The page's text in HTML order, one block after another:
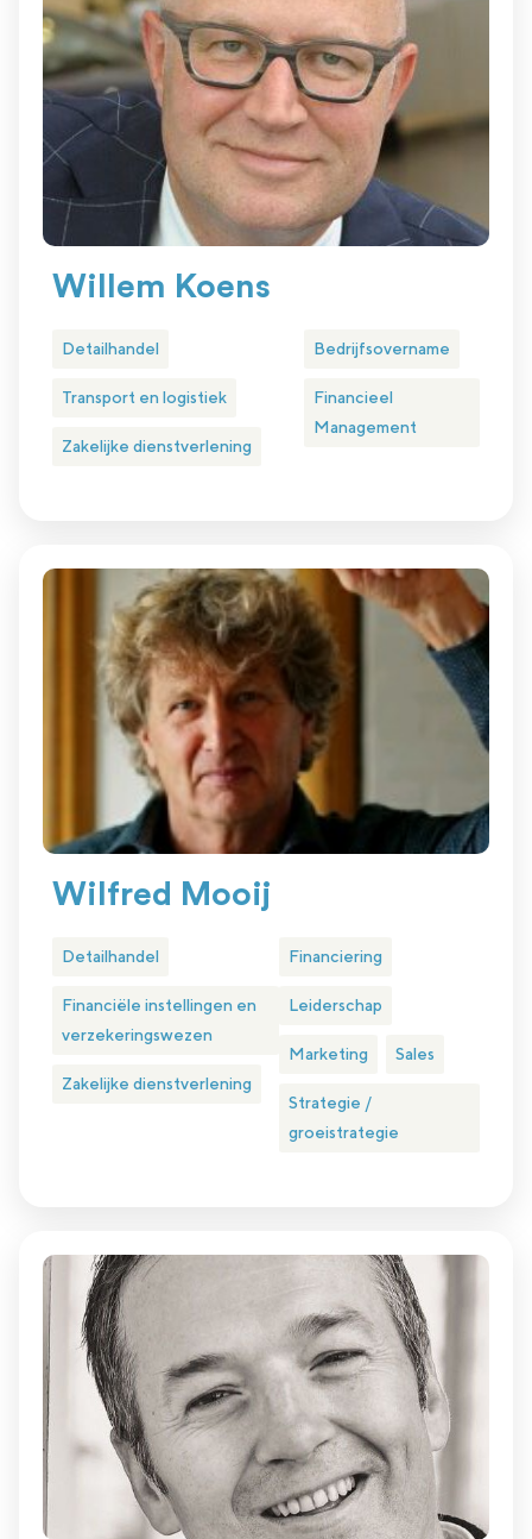
Willem Koens
Detailhandel
Transport en logistiek
Zakelijke dienstverlening
Bedrijfsovername
Financieel
Management
Wilfred Mooij
Detailhandel
Financiële instellingen en
verzekeringswezen
Zakelijke dienstverlening
Financiering
Leiderschap
Marketing Sales
Strategie /
groeistrategie